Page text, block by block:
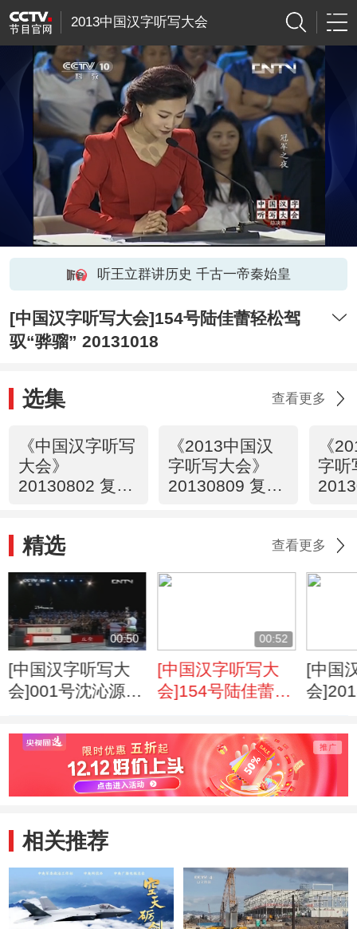
2013中国汉字听写大会
听王立群讲历史 千古一帝秦始皇
[中国汉字听写大会]154号陆佳蕾轻松驾
驭“骅骝” 20131018
选集 查看更多
《中国汉字听写
大会》
20130802 复赛
《2013中国汉
字听写大会》
20130809 复赛
《
字听
精选 查看更多
00:50
[中国汉字听写大
会]001号沈沁源再
20131018
00:52
[中国汉字听写大
会]154号陆佳蕾轻
20131018
[中国
会
第一
相关推荐